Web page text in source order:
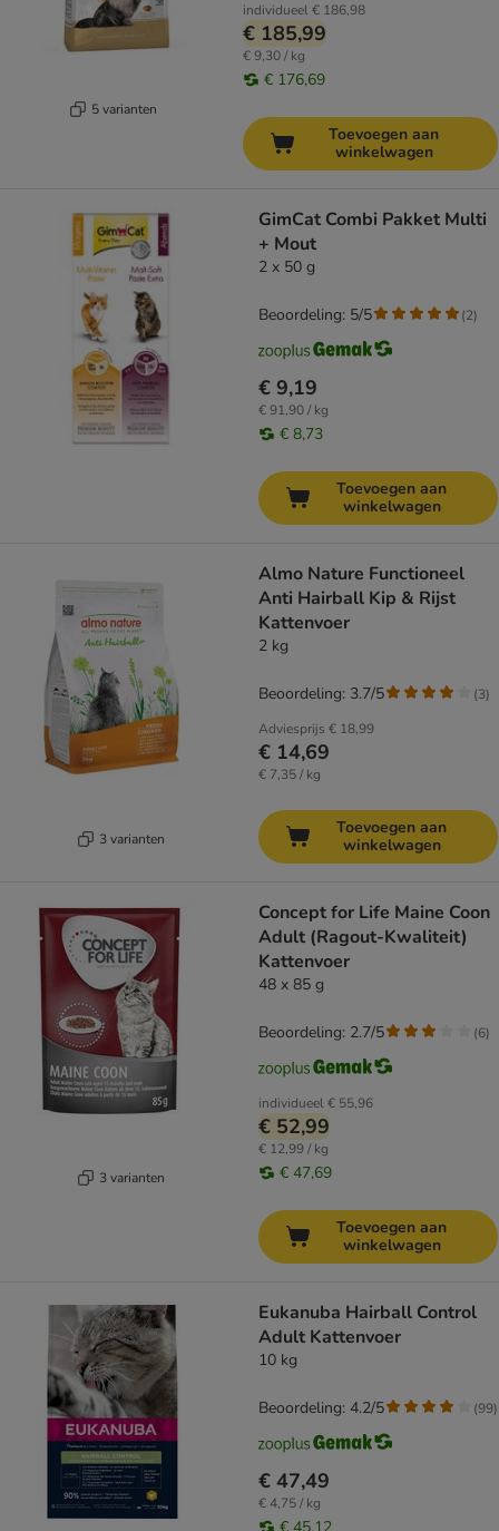
5 varianten
individueel€ 186,98
€ 185,99
€ 9,30 / kg
€ 176,69
Toevoegen aan
winkelwagen
GimCat Combi Pakket Multi
+ Mout
2 x 50 g
€ 9,19
€ 91,90 / kg
€ 8,73
Beoordeling: 5/5 (2)
Toevoegen aan
winkelwagen
3 varianten
Almo Nature Functioneel
Anti Hairball Kip & Rijst
Kattenvoer
2 kg
Adviesprijs € 18,99
€ 14,69
€ 7,35 / kg
Beoordeling: 3.7/5 (3)
Toevoegen aan
winkelwagen
3 varianten
Concept for Life Maine Coon
Adult (Ragout-Kwaliteit)
Kattenvoer
48 x 85 g
individueel€ 55,96
€ 52,99
€ 12,99 / kg
€ 47,69
Beoordeling: 2.7/5 (6)
Toevoegen aan
winkelwagen
Eukanuba Hairball Control
Adult Kattenvoer
10 kg
€ 47,49
€ 4,75 / kg
Beoordeling: 4.2/5 (99)